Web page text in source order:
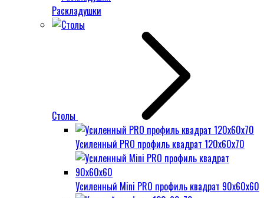
Раскладушки
Столы
Усиленный PRO профиль квадрат 120х60х70
Усиленный Mini PRO профиль квадрат 90х60х60